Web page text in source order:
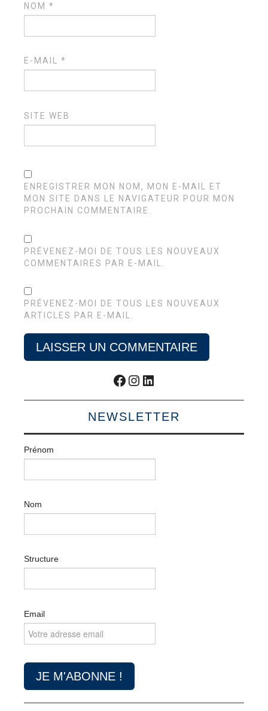
NOM*
E-MAIL*
SITE WEB
ENREGISTRER MON NOM, MON E-MAIL ET
MON SITE DANS LE NAVIGATEUR POUR MON
PROCHAIN COMMENTAIRE.
PRÉVENEZ-MOI DE TOUS LES NOUVEAUX
COMMENTAIRES PAR E-MAIL.
PRÉVENEZ-MOI DE TOUS LES NOUVEAUX
ARTICLES PAR E-MAIL.
Facebook
Instagram
LinkedIn
NEWSLETTER
Prénom
Nom
Structure
Email